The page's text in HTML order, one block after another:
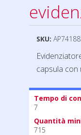
SKU:
capsula con
Tempo di
7
Quantità
715